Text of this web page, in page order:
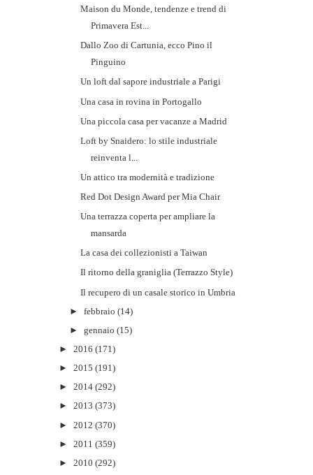
Maison du Monde, tendenze e trend di
Primavera Est...
Dallo Zoo di Cartunia, ecco Pino il
Pinguino
Un loft dal sapore industriale a Parigi
Una casa in rovina in Portogallo
Una piccola casa per vacanze a Madrid
Loft by Snaidero: lo stile industriale
reinventa l...
Un attico tra modernità e tradizione
Red Dot Design Award per Mia Chair
Una terrazza coperta per ampliare la
mansarda
La casa dei collezionisti a Taiwan
Il ritorno della graniglia (Terrazzo Style)
Il recupero di un casale storico in Umbria
►febbraio (14)
►gennaio (15)
► 2016 (171)
► 2015 (191)
► 2014 (292)
► 2013 (373)
► 2012 (370)
► 2011 (359)
► 2010 (292)